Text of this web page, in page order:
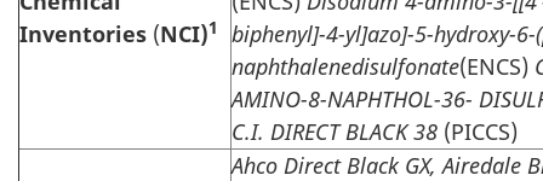
Inventories (NCI)1
biphenyl]-4-yl]azo]-5-hydroxy-6-
naphthalenedisulfonate(ENCS)
AMINO-8-NAPHTHOL-36-
C.I. DIRECT BLACK 38 (PICCS)
Ahco Direct Black GX, Airedale